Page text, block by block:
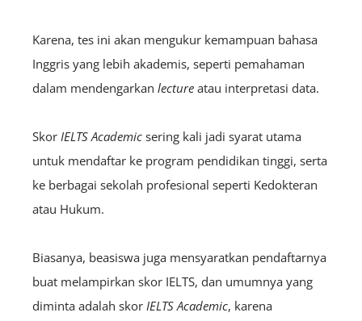
Karena, tes ini akan mengukur kemampuan bahasa
Inggris yang lebih akademis, seperti pemahaman
dalam mendengarkan lecture atau interpretasi data.
Skor IELTS Academic sering kali jadi syarat utama
untuk mendaftar ke program pendidikan tinggi, serta
ke berbagai sekolah profesional seperti Kedokteran
atau Hukum.
Biasanya, beasiswa juga mensyaratkan pendaftarnya
buat melampirkan skor IELTS, dan umumnya yang
diminta adalah skor IELTS Academic, karena